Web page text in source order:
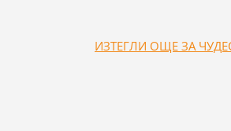
ИЗТЕГЛИ ОЩЕ ЗА